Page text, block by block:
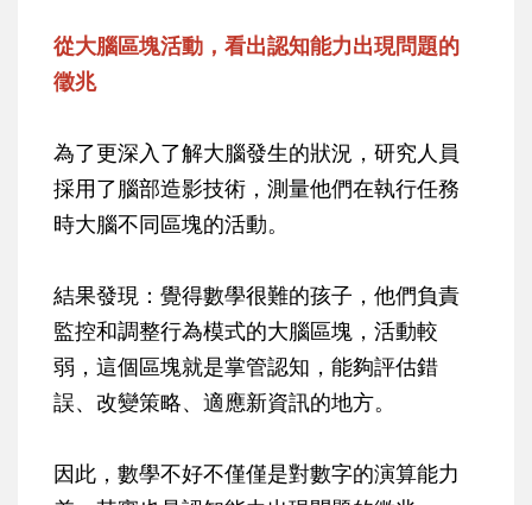
從大腦區塊活動，看出認知能力出現問題的
徵兆
為了更深入了解大腦發生的狀況，研究人員
採用了腦部造影技術，測量他們在執行任務
時大腦不同區塊的活動。
結果發現：覺得數學很難的孩子，他們負責
監控和調整行為模式的大腦區塊，活動較
弱，這個區塊就是掌管認知，能夠評估錯
誤、改變策略、適應新資訊的地方。
因此，數學不好不僅僅是對數字的演算能力